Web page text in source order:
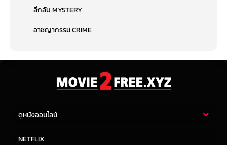
ลึกลับ MYSTERY
อาชญากรรม CRIME
ดูหนังออนไลน์
NETFLIX